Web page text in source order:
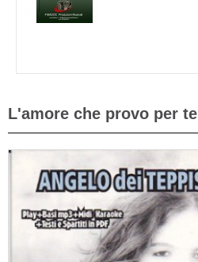
L'amore che provo per te